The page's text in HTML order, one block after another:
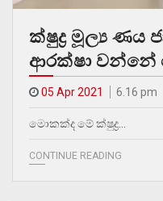
ක්ෂුද්‍ර මූල්‍ය ණය
ආරක්ෂා වන්නේ
05 Apr 2021 6.16 pm
මොකක්ද මේ ක්ෂුද්‍ර…
CONTINUE READING